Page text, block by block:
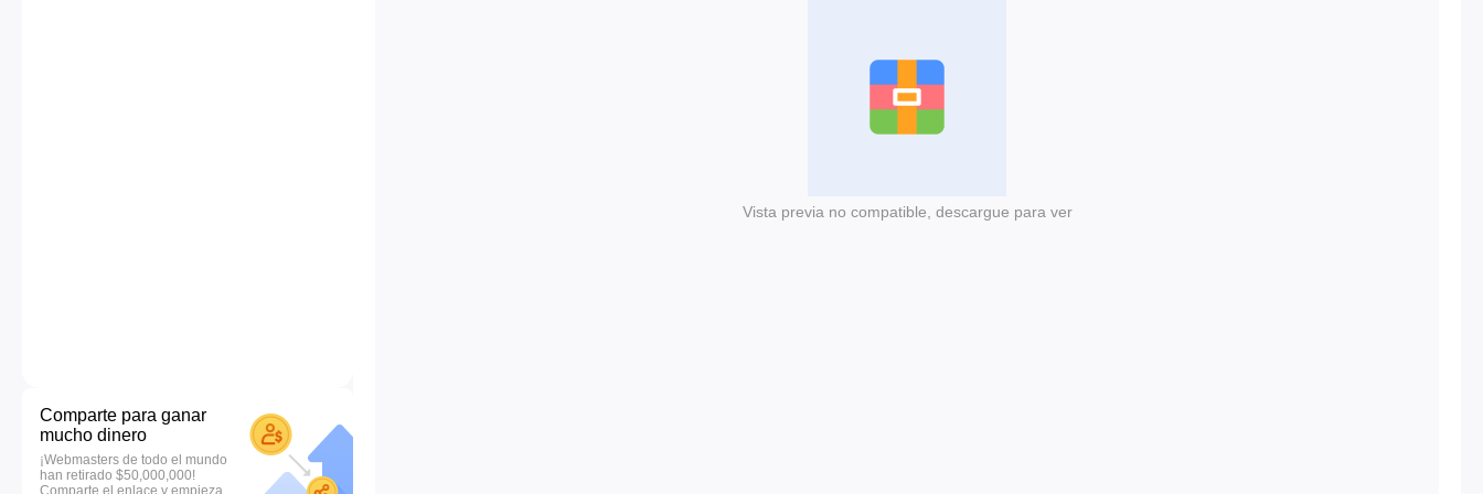
Comparte para ganar
mucho dinero
¡Webmasters de todo el mundo
han retirado $50,000,000!
Comparte el enlace y empieza
Vista previa no compatible, descargue para ver